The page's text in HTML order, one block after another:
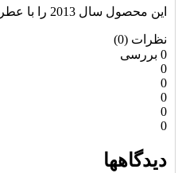
این محصول سال 2013 را با عطر الیسا باخود به خانه ببرید.
نظرات (0)
0 بررسی
0
0
0
0
0
دیدگاهها